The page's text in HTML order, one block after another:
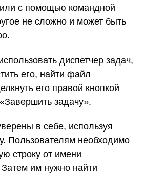
с помощью командной
не сложно и может быть
диспетчер задач,
его, найти файл
его правой кнопкой
задачу».
в себе, используя
Пользователям необходимо
строку от имени
им нужно найти